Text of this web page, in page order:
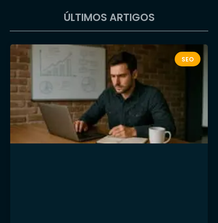
ÚLTIMOS ARTIGOS
SEO